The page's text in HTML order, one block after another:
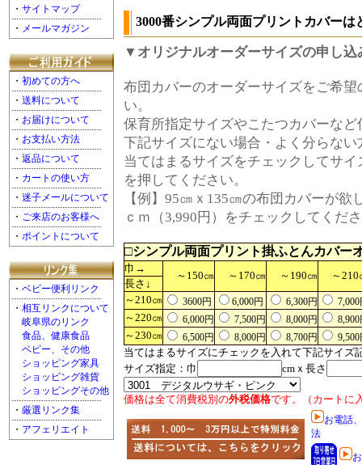
・ サイトマップ
・ メールマガジン
・ 初めての方へ
・ 送料について
・ お届けについて
・ お支払い方法
・ 返品について
・ カートの使い方
・ 迷子メールについて
・ ご来店のお客様へ
・ ポイントについて
・ ベビー便利リンク
・ 相互リンクについて
岐阜県のリンク
食品、健康食品
ベビー、その他
ショッピング家具
ショッピング雑貨
ショッピングその他
・ 厳選リンク集
・ アフェリエイト
3000番シンプル両面プリントカバー
▼オリジナルオーダーサイズの申し込
布団カバーのオーダーサイズをご希
い。
保育所指定サイズやこたつカバーな
下記サイズにない場合・よく分らない
当てはまるサイズをチェックしてサ
を押してください。
【例】95㎝ｘ135㎝の布団カバーが
ｃｍ（3,990円）をチェックしてくだ
□シンプル両面プリント掛ふとんカバー
巾→
～150㎝ ～170㎝ ～190㎝ ～210
長さ↓
～210㎝
3600円 6,000円 6,300円 7,000
～220㎝ 6,000円 7,500円 8,000円 8,900
～230㎝ 6,500円 8,000円 8,700円 9,500
当てはまるサイズにチェックを入れて下記サイズ
サイズ指定：巾
cmｘ長さ
価格は全て消費税別の外税価格です。（カートに
お電話
法